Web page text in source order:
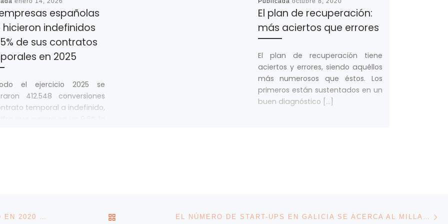
españolas
hicieron indefinidos
de sus contratos
en 2025
el ejercicio 2025 se
412.548 conversiones
temporal a indefinido,
El plan de recuperación:
más aciertos que errores
El plan de recuperación tiene
aciertos y errores, siendo aquéllos
más numerosos que éstos. Los
primeros están sustentados en un
buen diagnóstico […]
LA DEUDA PER CÁPITA DE GALICIA CON EL ESTADO EN 2020 SE SITUÓ EN 1.405 EUROS VOLVER A LA LISTA DE ENTRADAS EL NÚMERO DE START-UPS EN GALICIA SE ACERCA AL MILLAR, EL 4% DE LAS DETECTADAS EN ESPAÑA